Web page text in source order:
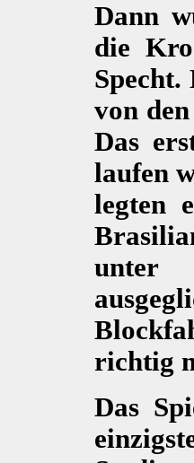
Dann
die
von
Das
laufen
legten
unter
richtig
Das